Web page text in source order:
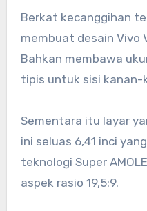
Berkat kecanggihan
membuat desain Vivo
Bahkan membawa
tipis untuk sisi kanan-
Sementara itu layar
ini seluas 6,41 inci
teknologi Super
aspek rasio 19,5:9.